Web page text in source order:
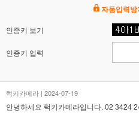
자동입력
인증키 보기
인증키 입력
럭키카메라 | 2024-07-19
안녕하세요 럭키카메라입니다. 02 3424